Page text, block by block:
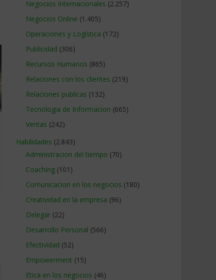
Negocios Internacionales (2.257)
Negocios Online (1.405)
Operaciones y Logística (172)
Publicidad (306)
Recursos Humanos (865)
Relaciones con los clientes (219)
Relaciones publicas (132)
Tecnologia de Informacion (665)
Ventas (242)
Habilidades (2.843)
Administracion del tiempo (70)
Coaching (101)
Comunicacion en los negocios (180)
Creatividad en la empresa (96)
Delegar (22)
Desarrollo Personal (566)
Efectividad (52)
Empowerment (15)
Etica en los negocios (46)